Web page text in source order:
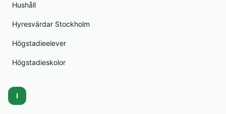
Hushåll
Hyresvärdar Stockholm
Högstadieelever
Högstadieskolor
I